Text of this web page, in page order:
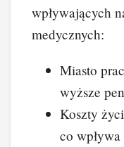
wpływających
medycznych:
Miasto
wyższe
Koszty
co